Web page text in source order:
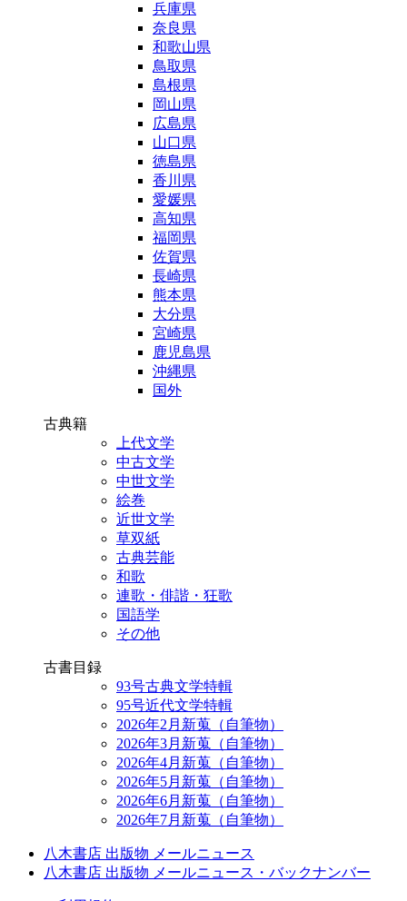
兵庫県
奈良県
和歌山県
鳥取県
島根県
岡山県
広島県
山口県
徳島県
香川県
愛媛県
高知県
福岡県
佐賀県
長崎県
熊本県
大分県
宮崎県
鹿児島県
沖縄県
国外
古典籍
上代文学
中古文学
中世文学
絵巻
近世文学
草双紙
古典芸能
和歌
連歌・俳諧・狂歌
国語学
その他
古書目録
93号古典文学特輯
95号近代文学特輯
2026年2月新蒐（自筆物）
2026年3月新蒐（自筆物）
2026年4月新蒐（自筆物）
2026年5月新蒐（自筆物）
2026年6月新蒐（自筆物）
2026年7月新蒐（自筆物）
八木書店 出版物 メールニュース
八木書店 出版物 メールニュース・バックナンバー